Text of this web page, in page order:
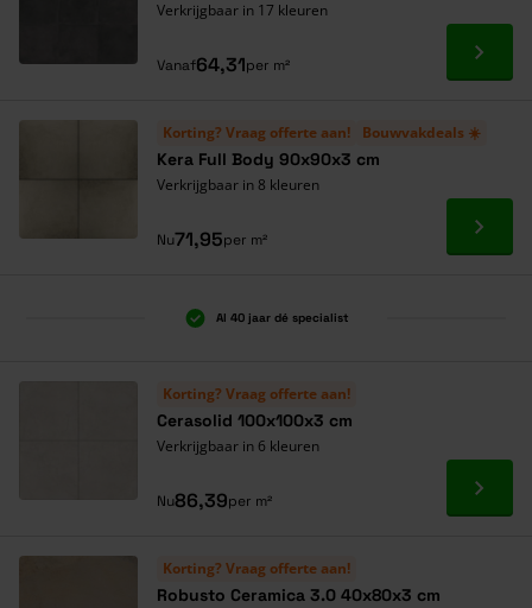
Verkrijgbaar in 17 kleuren
Vanaf64,31per m² Ga
Korting? Vraag offerte aan! Bouwvakdeals ☀️
Kera Full Body 90x90x3 cm
Verkrijgbaar in 8 kleuren
Nu71,95per m² Ga
Al 40 jaar dé specialist
Korting? Vraag offerte aan!
Cerasolid 100x100x3 cm
Verkrijgbaar in 6 kleuren
Nu86,39per m² Ga
Korting? Vraag offerte aan!
Robusto Ceramica 3.0 40x80x3 cm